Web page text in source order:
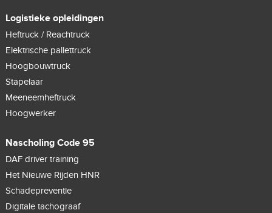
Logistieke opleidingen
Heftruck / Reachtruck
Elektrische pallettruck
Hoogbouwtruck
Stapelaar
Meeneemheftruck
Hoogwerker
Nascholing Code 95
DAF driver training
Het Nieuwe Rijden HNR
Schadepreventie
Digitale tachograaf